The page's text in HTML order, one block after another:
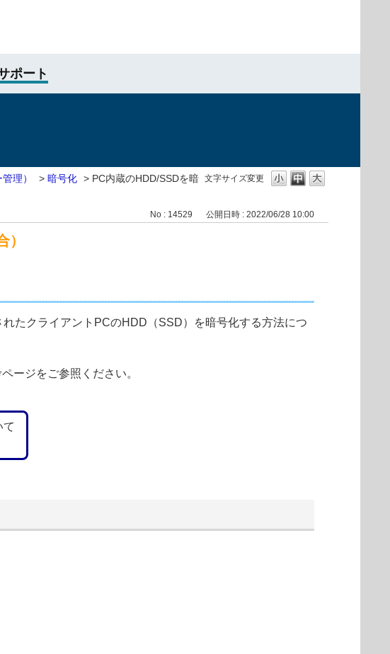
ポート
文字サイズ変更
理） > 暗号化 > PC内蔵のHDD/SSDを暗
No : 14529 公開日時 : 2022/06/28 10:00
たクライアントPCのHDD（SSD）を暗号化する方法につ
ージをご参照ください。
て